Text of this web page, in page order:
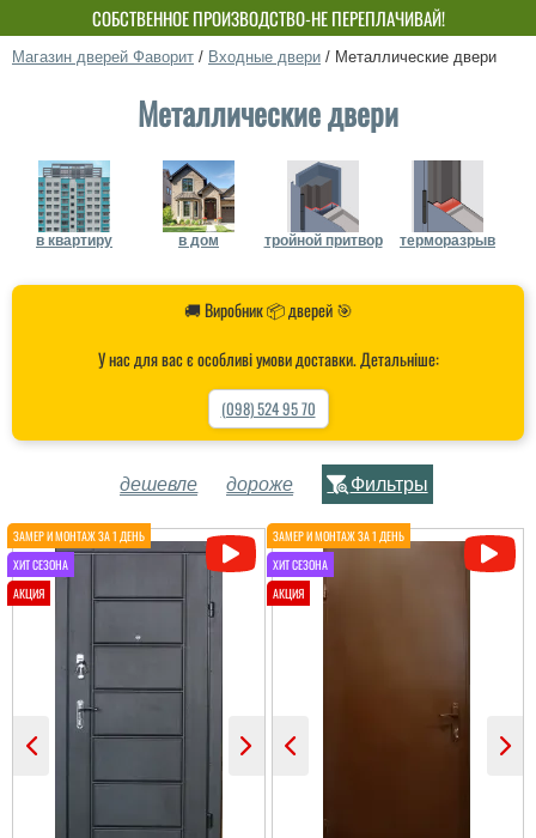
СОБСТВЕННОЕ ПРОИЗВОДСТВО-НЕ ПЕРЕПЛАЧИВАЙ!
Магазин дверей Фаворит / Входные двери / Металлические двери
Металлические двери
в квартиру в дом тройной притвор терморазрыв
🚚 Виробник 📦 дверей 🎯
У нас для вас є особливі умови доставки. Детальніше:
(098) 524 95 70
дешевле дороже Фильтры